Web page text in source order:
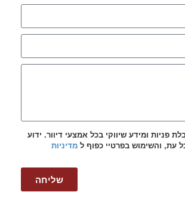
פניות ומידע שיווקי בכל אמצעי דיוור. ידוע
עת, והשימוש בפרטיי כפוף ל מדיניות
שליחה